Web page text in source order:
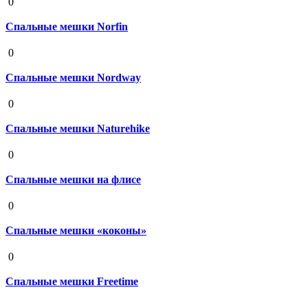
Спальные мешки Norfin
0
Спальные мешки Nordway
0
Спальные мешки Naturehike
0
Спальные мешки на флисе
0
Спальные мешки «коконы»
0
Спальные мешки Freetime